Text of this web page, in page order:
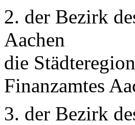
2. der Bezirk
Aachen
die
Finanzamtes
3. der Bezirk